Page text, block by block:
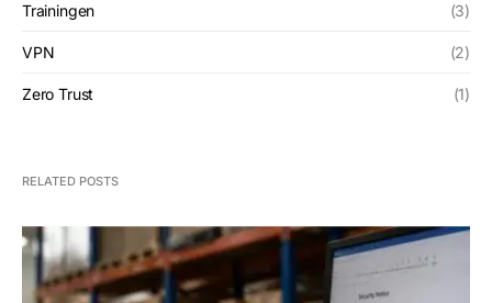
Trainingen (3)
VPN (2)
Zero Trust (1)
RELATED POSTS